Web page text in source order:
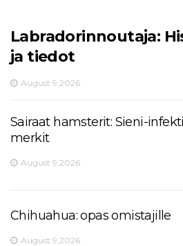
Labradorinnoutaja:
ja tiedot
August 9,2026
Sairaat hamsterit: Sieni-
merkit
August 9,2026
Chihuahua: opas omistajille
August 9,2026